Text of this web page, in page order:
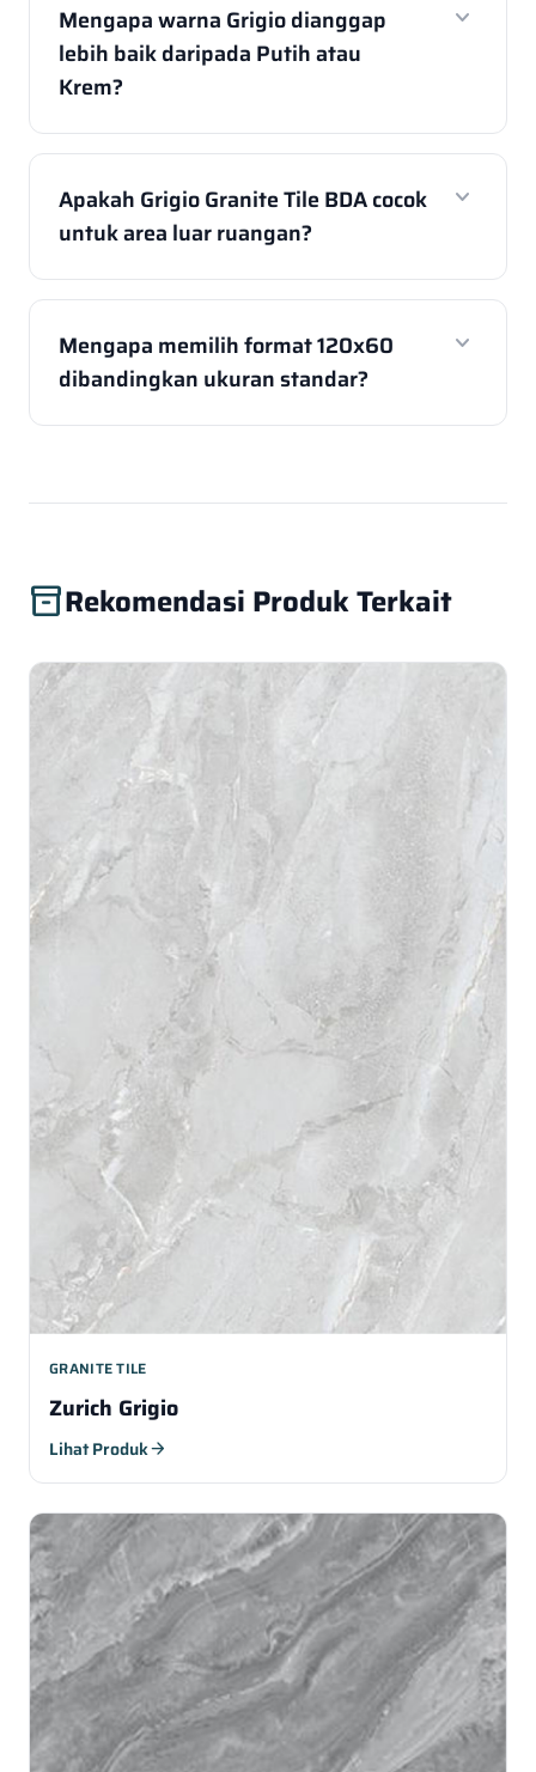
Mengapa warna Grigio dianggap
lebih baik daripada Putih atau
Krem?
expand_more
Apakah Grigio Granite Tile BDA cocok
untuk area luar ruangan?
expand_more
Mengapa memilih format 120x60
dibandingkan ukuran standar?
expand_more
inventory_2Rekomendasi Produk Terkait
GRANITE TILE
Zurich Grigio
Lihat Produkarrow_forward